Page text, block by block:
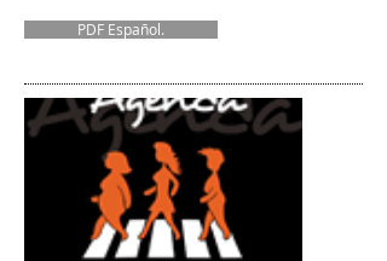
PDF Español.